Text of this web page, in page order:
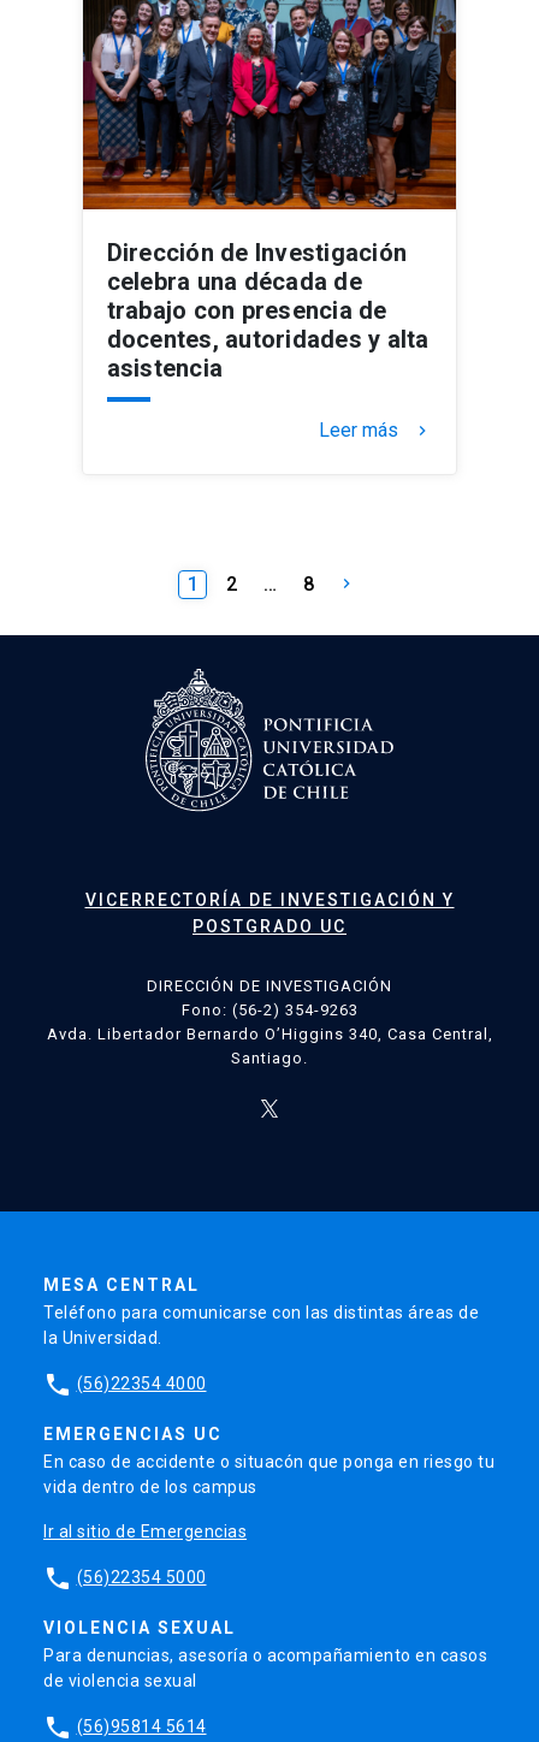
Dirección de Investigación
celebra una década de
trabajo con presencia de
docentes, autoridades y alta
asistencia
Leer más keyboard_arrow_right
entradas
1 2 … 8 keyboard_arrow_right
VICERRECTORÍA DE INVESTIGACIÓN Y
POSTGRADO UC
DIRECCIÓN DE INVESTIGACIÓN
Fono: (56-2) 354-9263
Avda. Libertador Bernardo O’Higgins 340, Casa Central,
Santiago.
MESA CENTRAL
Teléfono para comunicarse con las distintas áreas de
la Universidad.
phone (56)22354 4000
EMERGENCIAS UC
En caso de accidente o situacón que ponga en riesgo tu
vida dentro de los campus
Ir al sitio de Emergencias
phone (56)22354 5000
VIOLENCIA SEXUAL
Para denuncias, asesoría o acompañamiento en casos
de violencia sexual
phone (56)95814 5614